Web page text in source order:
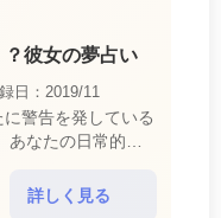
彼女の夢占い
日：2019/11
警告を発している
詳しく見る